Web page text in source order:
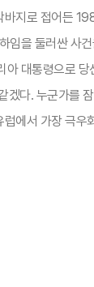
지로 접어든
을 둘러싼 사
대통령으로
다. 누군가를
에서 가장 극